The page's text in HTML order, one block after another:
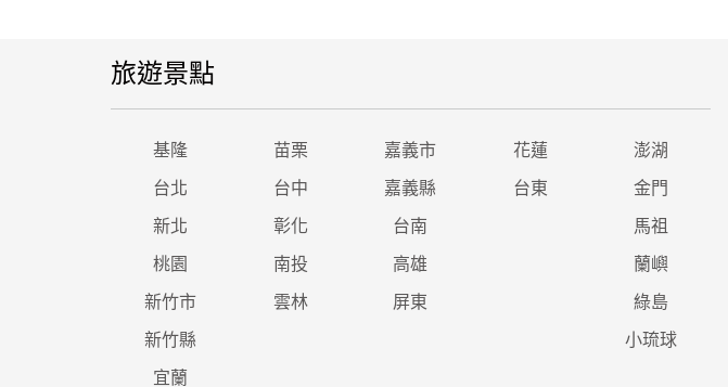
旅遊景點
基隆 苗栗 嘉義市 花蓮 澎湖
台北 台中 嘉義縣 台東 金門
新北 彰化 台南 馬祖
桃園 南投 高雄 蘭嶼
新竹市 雲林 屏東 綠島
新竹縣 小琉球
宜蘭